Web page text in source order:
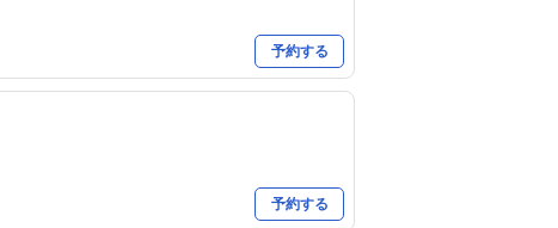
予約する
予約する